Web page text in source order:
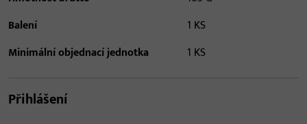
Balení
1 KS
Minimální objednací jednotka
1 KS
Přihlášení